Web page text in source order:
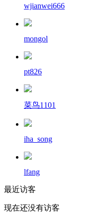
wjianwei666
mongol
pt826
菜鸟1101
iha_song
lfang
最近访客
现在还没有访客